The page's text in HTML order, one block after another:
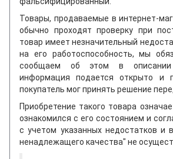
Товары, продаваемые в интернет-
обычно проходят проверку при
товар имеет незначительный
на его работоспособность, мы
сообщаем об этом в описании
информация подается открыто и
покупатель мог принять решение
Приобретение такого товара
ознакомился с его состоянием и
с учетом указанных недостатков и
ненадлежащего качества" не